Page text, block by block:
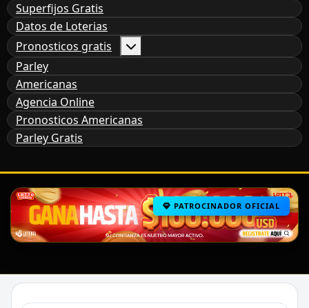
Superfijos Gratis
Datos de Loterias
Pronosticos gratis
Parley
Americanas
Agencia Online
Pronosticos Americanas
Parley Gratis
PATROCINADOR OFICIAL